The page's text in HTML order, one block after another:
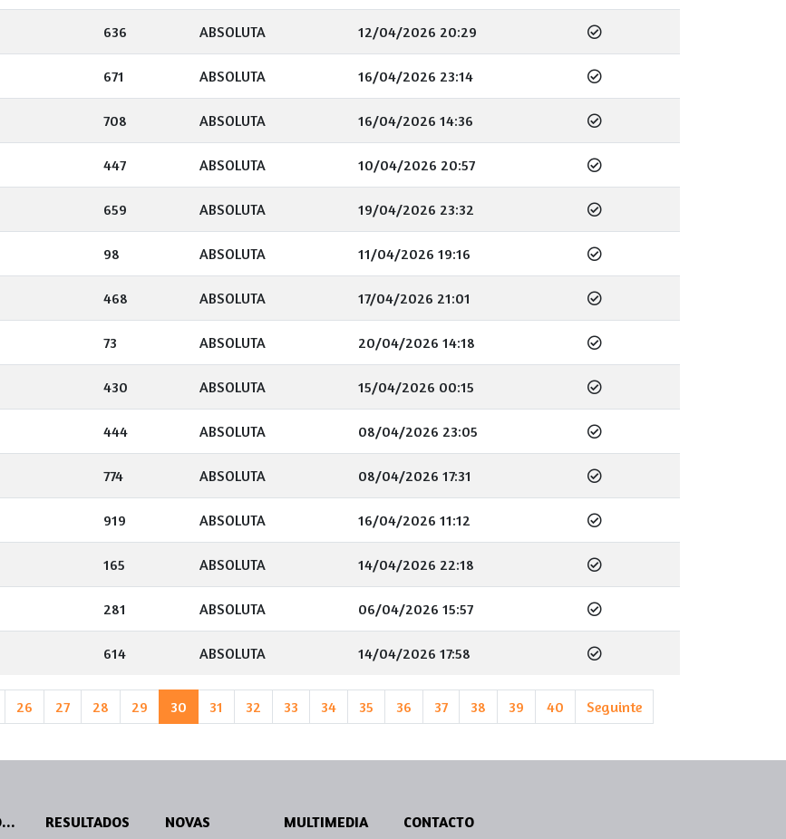
636 ABSOLUTA 12/04/2026 20:29
671 ABSOLUTA 16/04/2026 23:14
708 ABSOLUTA 16/04/2026 14:36
447 ABSOLUTA 10/04/2026 20:57
659 ABSOLUTA 19/04/2026 23:32
98 ABSOLUTA 11/04/2026 19:16
468 ABSOLUTA 17/04/2026 21:01
73 ABSOLUTA 20/04/2026 14:18
430 ABSOLUTA 15/04/2026 00:15
444 ABSOLUTA 08/04/2026 23:05
774 ABSOLUTA 08/04/2026 17:31
919 ABSOLUTA 16/04/2026 11:12
165 ABSOLUTA 14/04/2026 22:18
281 ABSOLUTA 06/04/2026 15:57
614 ABSOLUTA 14/04/2026 17:58
26 27 28 29 30 31 32 33 34 35 36 37 38 39 40 Seguinte
PERCORRIDOS RESULTADOS NOVAS MULTIMEDIA CONTACTO